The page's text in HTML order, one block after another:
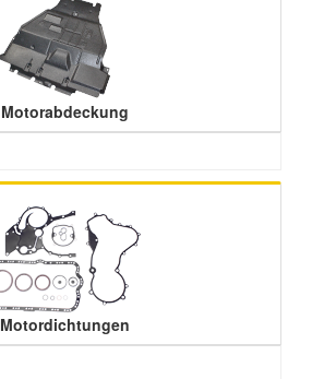
Motorabdeckung
Motordichtungen